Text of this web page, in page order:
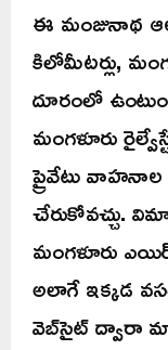
ఈ మంజునాథ
కిలోమీటర్లు,
దూరంలో
మంగళూరు
ప్రైవేటు
చేరుకోవచ్చు.
మంగళూరు
అలాగే ఇక్కడ
వెబ్‌సైట్‌ ద్వారా